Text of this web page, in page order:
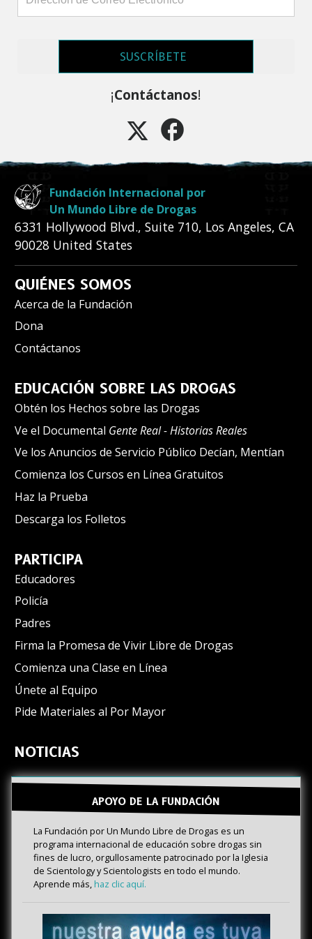
SUSCRÍBETE
¡Contáctanos!
Fundación Internacional por
Un Mundo Libre de Drogas
6331 Hollywood Blvd., Suite 710, Los Angeles, CA
90028 United States
QUIÉNES SOMOS
Acerca de la Fundación
Dona
Contáctanos
EDUCACIÓN SOBRE LAS DROGAS
Obtén los Hechos sobre las Drogas
Ve el Documental Gente Real - Historias Reales
Ve los Anuncios de Servicio Público Decían, Mentían
Comienza los Cursos en Línea Gratuitos
Haz la Prueba
Descarga los Folletos
PARTICIPA
Educadores
Policía
Padres
Firma la Promesa de Vivir Libre de Drogas
Comienza una Clase en Línea
Únete al Equipo
Pide Materiales al Por Mayor
NOTICIAS
APOYO DE LA FUNDACIÓN
La Fundación por Un Mundo Libre de Drogas es un
programa internacional de educación sobre drogas sin
fines de lucro, orgullosamente patrocinado por la Iglesia
de Scientology y Scientologists en todo el mundo.
Aprende más,haz clic aquí.